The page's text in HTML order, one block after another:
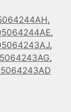
,
,
,
,